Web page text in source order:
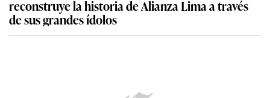
reconstruye la historia de Alianza Lima a través
de sus grandes ídolos